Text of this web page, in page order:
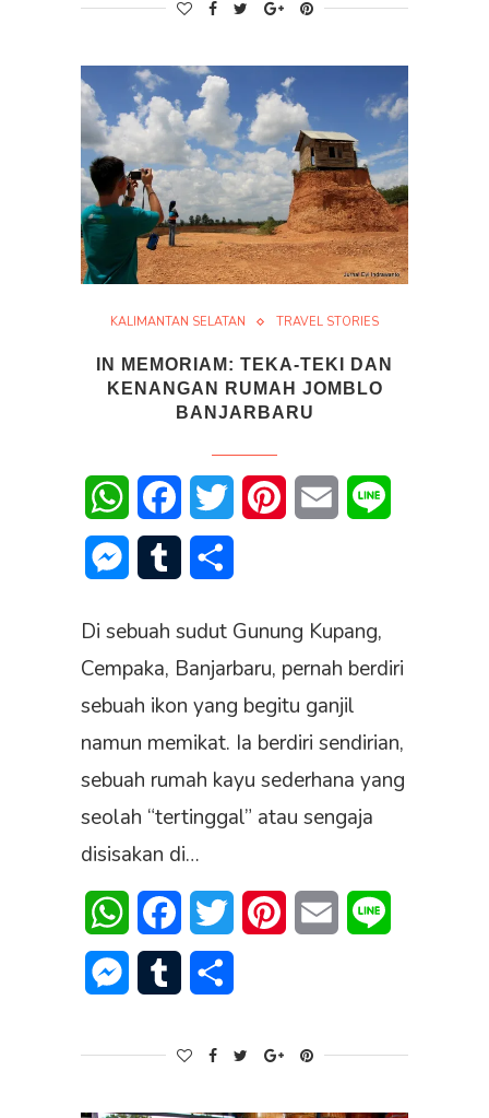
KALIMANTAN SELATAN TRAVEL STORIES
IN MEMORIAM: TEKA-TEKI DAN
KENANGAN RUMAH JOMBLO
BANJARBARU
WhatsAppFacebookTwitter PinterestEmail
Messenger
Tumblr
Di sebuah sudut Gunung Kupang,
Cempaka, Banjarbaru, pernah berdiri
sebuah ikon yang begitu ganjil
namun memikat. Ia berdiri sendirian,
sebuah rumah kayu sederhana yang
seolah “tertinggal” atau sengaja
disisakan di…
WhatsAppFacebookTwitter PinterestEmail
Messenger
Tumblr